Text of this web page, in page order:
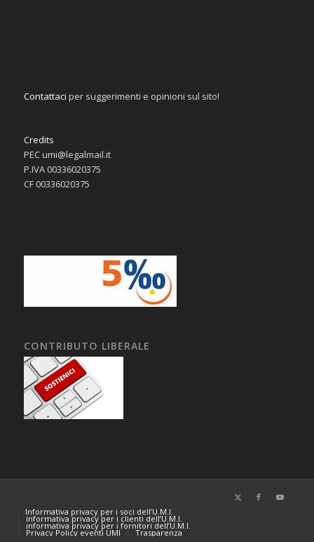
Contattaci per suggerimenti e opinioni sul sito!
Credits
PEC umi@legalmail.it
P.IVA 00336020375
CF 00336020375
CONTRIBUTO LIBERALE
Informativa privacy per i soci dell’U.M.I.
informativa privacy per i clienti dell’U.M.I.
informativa privacy per i fornitori dell’U.M.I.
Privacy Policy eventi UMI Trasparenza